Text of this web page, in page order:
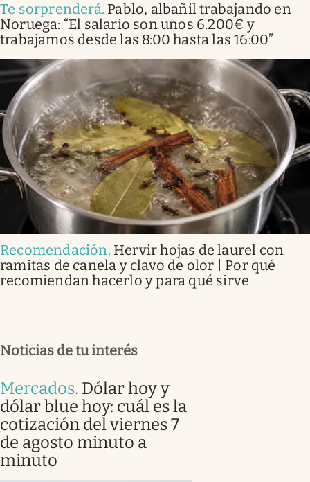
Te sorprenderá. Pablo, albañil trabajando en
Noruega: “El salario son unos 6.200€ y
trabajamos desde las 8:00 hasta las 16:00”
Recomendación. Hervir hojas de laurel con
ramitas de canela y clavo de olor | Por qué
recomiendan hacerlo y para qué sirve
Noticias de tu interés
Mercados. Dólar hoy y
dólar blue hoy: cuál es la
cotización del viernes 7
de agosto minuto a
minuto